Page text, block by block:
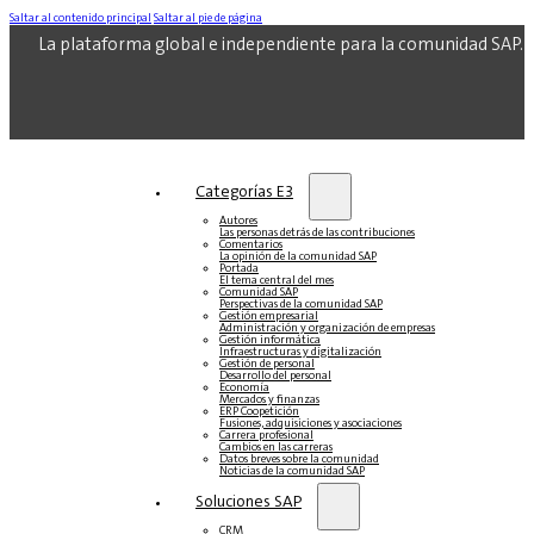
Saltar al contenido principal Saltar al pie de página
La plataforma global e independiente para la comunidad SAP.
Categorías E3
Autores
Las personas detrás de las contribuciones
Comentarios
La opinión de la comunidad SAP
Portada
El tema central del mes
Comunidad SAP
Perspectivas de la comunidad SAP
Gestión empresarial
Administración y organización de empresas
Gestión informática
Infraestructuras y digitalización
Gestión de personal
Desarrollo del personal
Economía
Mercados y finanzas
ERP Coopetición
Fusiones, adquisiciones y asociaciones
Carrera profesional
Cambios en las carreras
Datos breves sobre la comunidad
Noticias de la comunidad SAP
Soluciones‎‎ SAP
CRM